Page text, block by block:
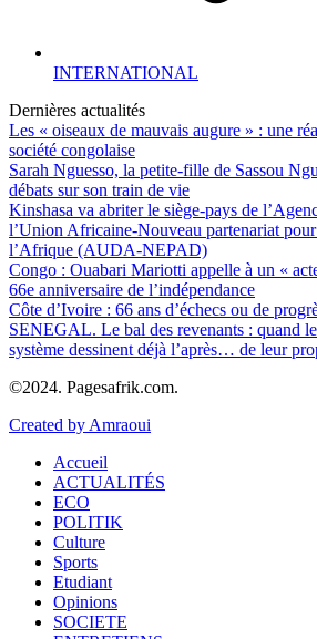
INTERNATIONAL
Dernières actualités
Les « oiseaux de mauvais augure » : une
société congolaise
Sarah Nguesso, la petite-fille de Sassou
débats sur son train de vie
Kinshasa va abriter le siège-pays de
l’Union Africaine-Nouveau partenariat
l’Afrique (AUDA-NEPAD)
Congo : Ouabari Mariotti appelle à un «
66e anniversaire de l’indépendance
Côte d’Ivoire : 66 ans d’échecs ou de
SENEGAL. Le bal des revenants : quand
système dessinent déjà l’après… de leur
©2024. Pagesafrik.com.
Created by Amraoui
Accueil
ACTUALITÉS
ECO
POLITIK
Culture
Sports
Etudiant
Opinions
SOCIETE